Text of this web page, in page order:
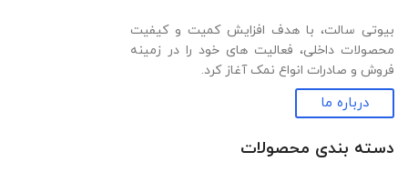
بیوتی سالت، با هدف افزایش کمیت و کیفیت
محصولات داخلی، فعالیت های خود را در زمینه
فروش و صادرات انواع نمک آغاز کرد.
درباره ما
دسته بندی‌ محصولات